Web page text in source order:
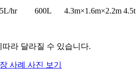
hr 600L 4.3m×1.6m×2.2m 4.5t
라 달라질 수 있습니다.
사례 사진 보기